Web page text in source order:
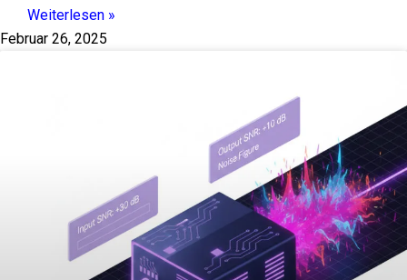
Weiterlesen »
Februar 26, 2025